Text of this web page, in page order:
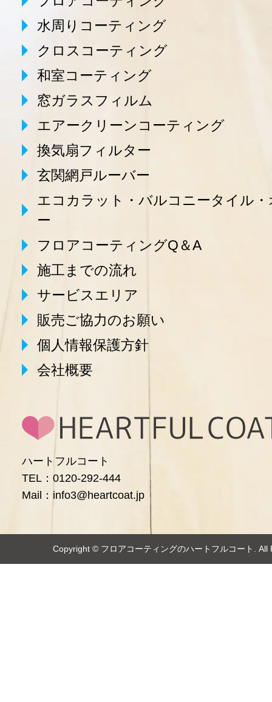
水周りコーティング
クロスコーティング
和室コーティング
窓ガラスフィルム
エアークリーンコーティング
換気扇フィルター
玄関網戸ルーバー
エコカラット・バルコニータイル・
ー
フロアコーティングQ＆A
施工までの流れ
サービスエリア
販売ご協力のお願い
個人情報保護方針
会社概要
ハートフルコート
TEL：0120-292-444
Mail：info3@heartcoat.jp
Copyright ©️ フロアコーティングのハートフルコート .